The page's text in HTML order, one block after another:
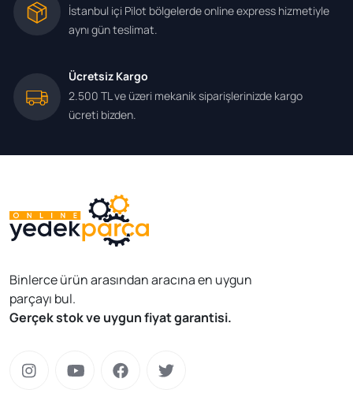
İstanbul içi Pilot bölgelerde online express hizmetiyle
aynı gün teslimat.
Ücretsiz Kargo
2.500 TL ve üzeri mekanik siparişlerinizde kargo
ücreti bizden.
Binlerce ürün arasından aracına en uygun
parçayı bul.
Gerçek stok ve uygun fiyat garantisi.